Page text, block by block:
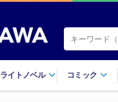
ライトノベル コミック